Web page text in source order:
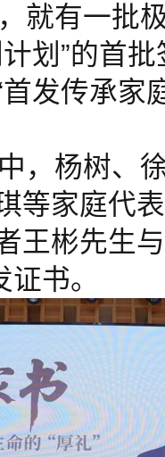
就有一批
划”的首
发传承家
，杨树、
等家庭代
王彬先生
书。